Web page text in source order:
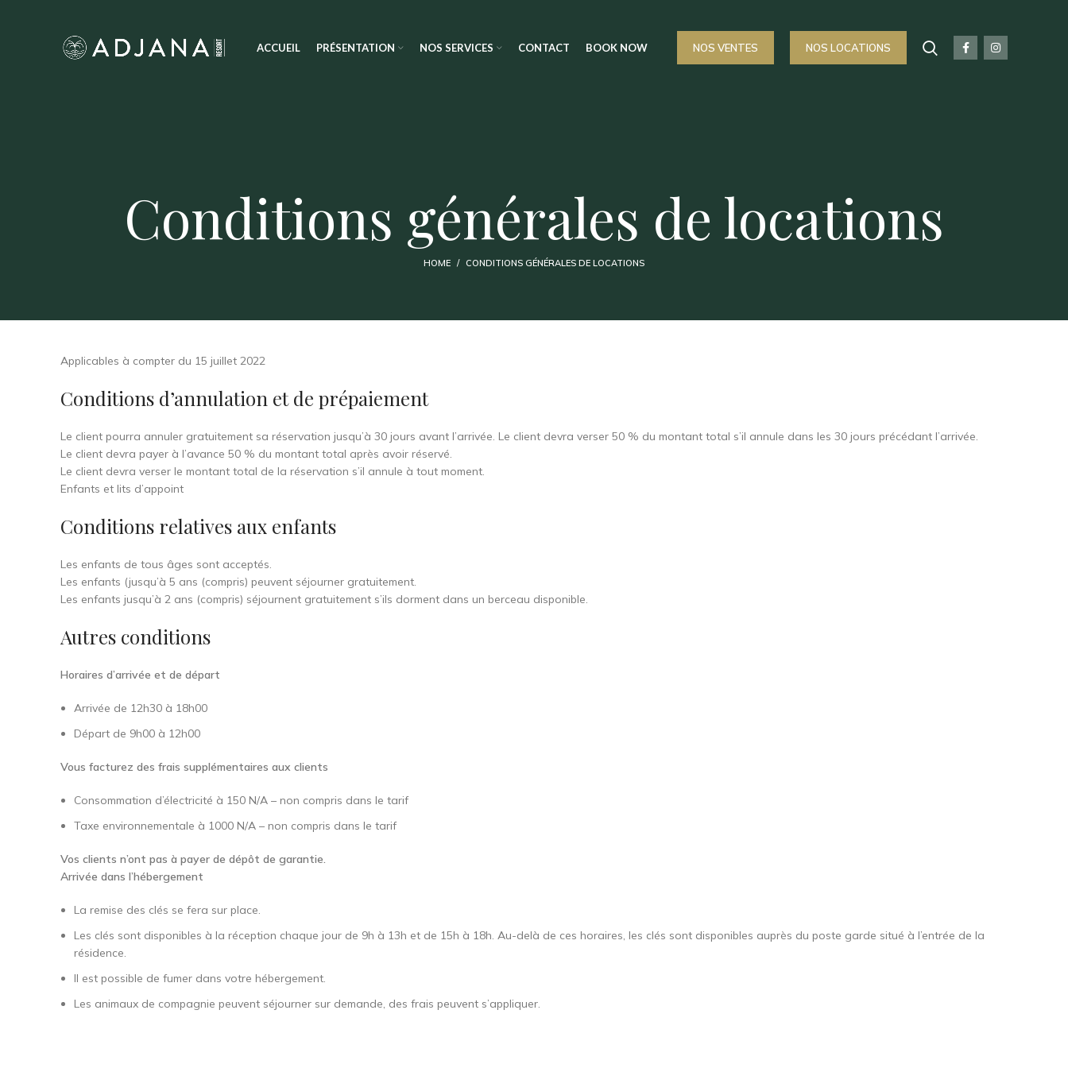
ACCUEIL PRÉSENTATION NOS SERVICES CONTACT BOOK NOW NOS VENTES NOS LOCATIONS
Conditions générales de locations
HOME CONDITIONS GÉNÉRALES DE LOCATIONS
Applicables à compter du 15 juillet 2022
Conditions d’annulation et de prépaiement
Le client pourra annuler gratuitement sa réservation jusqu’à 30 jours avant l’arrivée. Le client devra verser 50 % du montant total s’il annule dans les 30 jours précédant l’arrivée.
Le client devra payer à l’avance 50 % du montant total après avoir réservé.
Le client devra verser le montant total de la réservation s’il annule à tout moment.
Enfants et lits d’appoint
Conditions relatives aux enfants
Les enfants de tous âges sont acceptés.
Les enfants (jusqu’à 5 ans (compris) peuvent séjourner gratuitement.
Les enfants jusqu’à 2 ans (compris) séjournent gratuitement s’ils dorment dans un berceau disponible.
Autres conditions
Horaires d’arrivée et de départ
Arrivée de 12h30 à 18h00
Départ de 9h00 à 12h00
Vous facturez des frais supplémentaires aux clients
Consommation d’électricité à 150 N/A – non compris dans le tarif
Taxe environnementale à 1000 N/A – non compris dans le tarif
Vos clients n’ont pas à payer de dépôt de garantie.
Arrivée dans l’hébergement
La remise des clés se fera sur place.
Les clés sont disponibles à la réception chaque jour de 9h à 13h et de 15h à 18h. Au-delà de ces horaires, les clés sont disponibles auprès du poste garde situé à l’entrée de la
résidence.
Il est possible de fumer dans votre hébergement.
Les animaux de compagnie peuvent séjourner sur demande, des frais peuvent s’appliquer.